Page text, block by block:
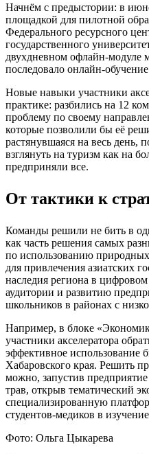
Начнём с предыстории: в
площадкой для пилотной
Федерального ресурсного
государственного
двухдневном офлайн-модуле
последовало онлайн-
Новые навыки участники
практике: разбились на 12
проблему по своему
которые позволили бы её
растянувшаяся на весь день,
взглянуть на туризм как на
предприняли все.
От тактики к
Команды решили не бить в
как часть решения самых
по использованию
для привлечения азиатских
наследия региона в
аудитории и развитию
школьников в районах с
Например, в блоке
участники акселератора
эффективное использование
Хабаровского края. Решить
можно, запустив
трав, открыв тематический
специализированную
студентов-медиков в
Фото: Ольга Цыкарева